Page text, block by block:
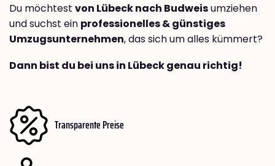
Du möchtest von Lübeck nach Budweisumziehen
und suchst ein professionelles & günstiges
Umzugsunternehmen, das sich um alles kümmert?
Dann bist du bei uns in Lübeck genau richtig!
Transparente Preise